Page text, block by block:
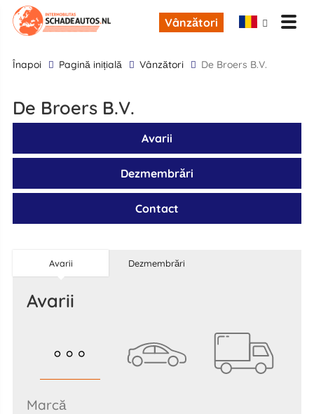
Vânzători
înapoi Pagină inițială Vânzători De Broers B.V.
De Broers B.V.
Avarii
Dezmembrări
Contact
Avarii Dezmembrări
Avarii
marcă